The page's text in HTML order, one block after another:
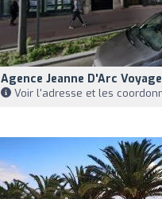
Agence Jeanne D'Arc
Voir l'adresse et les